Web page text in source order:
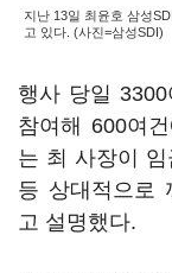
지난 13일 최윤호 삼성
고 있다. (사진=삼성SDI)
행사 당일
참여해 600여
는 최 사장이
등 상대적으로
고 설명했다.